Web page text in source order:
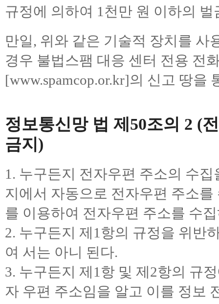
규정에 의하여 1천만 원 이하의
만일, 위와 같은 기술적 장치를 사
경우 불법스팸 대응 센터 전용 전
[www.spamcop.or.kr]의 신고 땅을
정보통신망 법 제50조의 2 (
금지)
1. 누구든지 전자우편 주소의 수
지에서 자동으로 전자우편 주소
를 이용하여 전자우편 주소를 수
2. 누구든지 제1항의 규정을 위반
여 서는 아니 된다.
3. 누구든지 제1항 및 제2항의 규
자 우편 주소임을 알고 이를 정보